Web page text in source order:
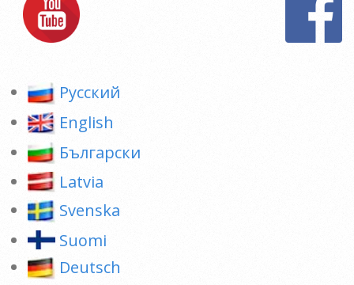
Pусский
English
Български
Latvia
Svenska
Suomi
Deutsch